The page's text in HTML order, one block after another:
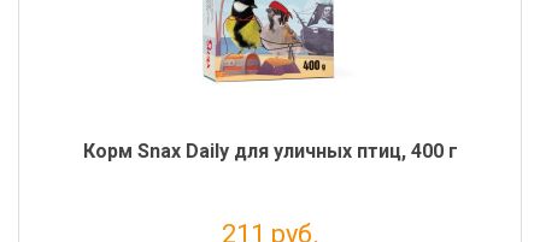
Корм Snax Daily для уличных птиц, 400 г
211 руб.